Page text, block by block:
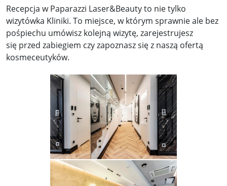
Recepcja w Paparazzi Laser&Beauty to nie tylko
wizytówka Kliniki. To miejsce, w którym sprawnie ale bez
pośpiechu umówisz kolejną wizytę, zarejestrujesz
się przed zabiegiem czy zapoznasz się z naszą ofertą
kosmeceutyków.